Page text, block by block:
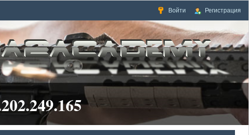
Войти Регистрация